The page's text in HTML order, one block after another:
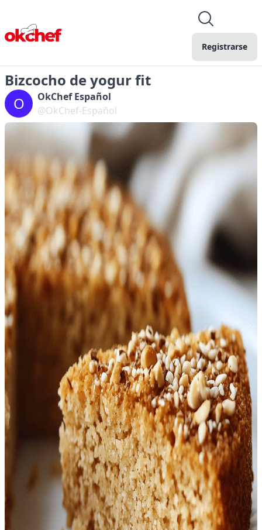
Registrarse
Bizcocho de yogur fit
O
OkChef Español
@OkChef-Español